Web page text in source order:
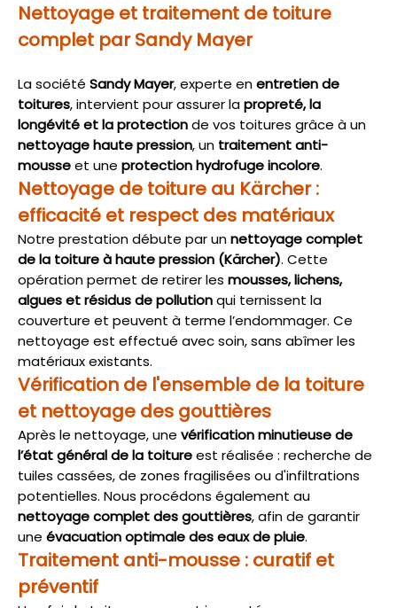
Nettoyage et traitement de toiture
complet par Sandy Mayer
La société Sandy Mayer, experte enentretien de
toitures, intervient pour assurer lapropreté, la
longévité et la protectionde vos toitures grâce à un
nettoyage haute pression, un traitement anti-
mousseet une protection hydrofuge incolore.
Nettoyage de toiture au Kärcher :
efficacité et respect des matériaux
Notre prestation débute par unnettoyage complet
de la toiture à haute pression (Kärcher). Cette
opération permet de retirer les mousses, lichens,
algues et résidus de pollutionqui ternissent la
couverture et peuvent à terme l’endommager. Ce
nettoyage est effectué avec soin, sans abîmer les
matériaux existants.
Vérification de l'ensemble de la toiture
et nettoyage des gouttières
Après le nettoyage, une vérification minutieuse de
l’état général de la toitureest réalisée : recherche de
tuiles cassées, de zones fragilisées ou d'infiltrations
potentielles. Nous procédons également au
nettoyage complet des gouttières, afin de garantir
une évacuation optimale des eaux de pluie.
Traitement anti-mousse : curatif et
préventif